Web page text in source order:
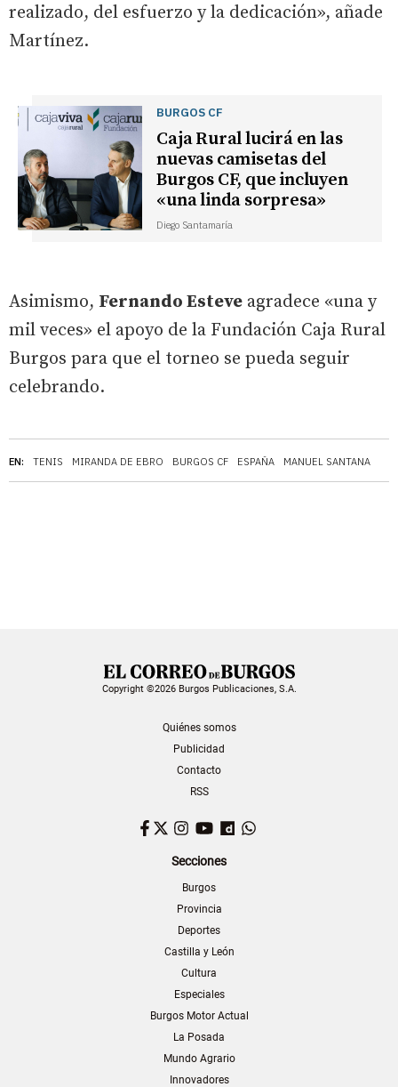
EN: TENIS MIRANDA DE EBRO BURGOS CF ESPAÑA MANUEL SANTANA
realizado, del esfuerzo y la dedicación», añade
Martínez.
BURGOS CF
Caja Rural lucirá en las
nuevas camisetas del
Burgos CF, que incluyen
«una linda sorpresa»
Diego Santamaría
Asimismo, Fernando Esteve agradece «una y
mil veces» el apoyo de la Fundación Caja Rural
Burgos para que el torneo se pueda seguir
celebrando.
Copyright ©2026 Burgos Publicaciones, S.A.
Quiénes somos
Publicidad
Contacto
RSS
Facebook
TwitterInstagram
YouTubeDailymotion
Secciones
Burgos
Provincia
Deportes
Castilla y León
Cultura
Especiales
Burgos Motor Actual
La Posada
Mundo Agrario
Innovadores